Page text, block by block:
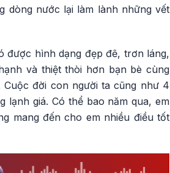
dòng nước lại làm lành những vết
được hình dạng đẹp đẽ, trơn láng,
và thiệt thòi hơn bạn bè cùng
đời con người ta cũng như 4
lạnh giá. Có thể bao năm qua, em
mang đến cho em nhiều điều tốt